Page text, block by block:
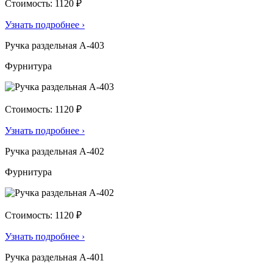
Стоимость: 1120 ₽
Узнать подробнее ›
Ручка раздельная А-403
Фурнитура
Стоимость: 1120 ₽
Узнать подробнее ›
Ручка раздельная А-402
Фурнитура
Стоимость: 1120 ₽
Узнать подробнее ›
Ручка раздельная А-401